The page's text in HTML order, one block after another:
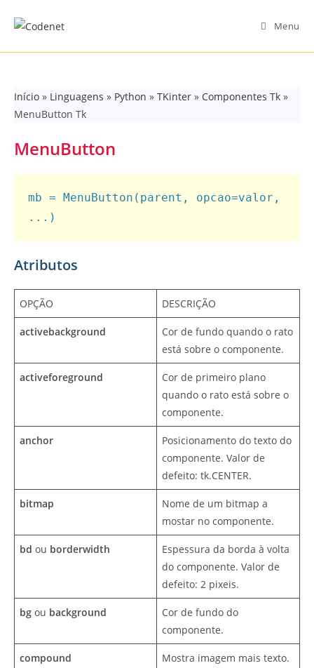
Menu
Início » Linguagens » Python » TKinter » Componentes Tk »
MenuButton Tk
MenuButton
mb = MenuButton(parent, opcao=valor,
...)
Atributos
OPÇÃO DESCRIÇÃO
activebackground
Cor de fundo quando o rato
está sobre o componente.
activeforeground
Cor de primeiro plano
quando o rato está sobre o
componente.
anchor
Posicionamento do texto do
componente. Valor de
defeito: tk.CENTER.
bitmap
Nome de um bitmap a
mostar no componente.
bd ou borderwidth
Espessura da borda à volta
do componente. Valor de
defeito: 2 pixeis.
bg ou background
Cor de fundo do
componente.
compound
Mostra imagem mais texto.